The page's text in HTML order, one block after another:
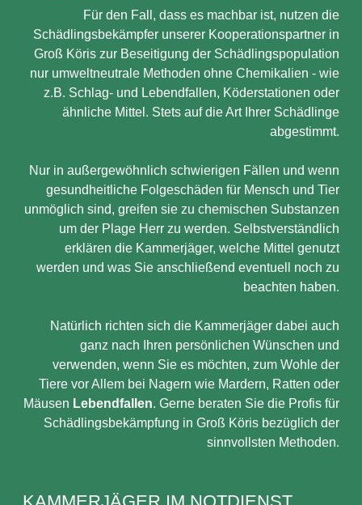
Für den Fall, dass es machbar ist, nutzen die
Schädlingsbekämpfer unserer Kooperationspartner in
Groß Köris zur Beseitigung der Schädlingspopulation
nur umweltneutrale Methoden ohne Chemikalien - wie
z.B. Schlag- und Lebendfallen, Köderstationen oder
ähnliche Mittel. Stets auf die Art Ihrer Schädlinge
abgestimmt.
Nur in außergewöhnlich schwierigen Fällen und wenn
gesundheitliche Folgeschäden für Mensch und Tier
unmöglich sind, greifen sie zu chemischen Substanzen
um der Plage Herr zu werden. Selbstverständlich
erklären die Kammerjäger, welche Mittel genutzt
werden und was Sie anschließend eventuell noch zu
beachten haben.
Natürlich richten sich die Kammerjäger dabei auch
ganz nach Ihren persönlichen Wünschen und
verwenden, wenn Sie es möchten, zum Wohle der
Tiere vor Allem bei Nagern wie Mardern, Ratten oder
Mäusen Lebendfallen. Gerne beraten Sie die Profis für
Schädlingsbekämpfung in Groß Köris bezüglich der
sinnvollsten Methoden.